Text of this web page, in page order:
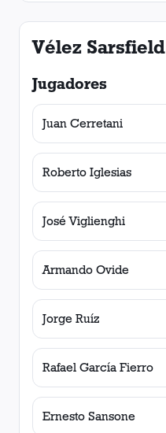
Vélez Sarsfield
Jugadores
Juan Cerretani
Roberto Iglesias
José Viglienghi
Armando Ovide
Jorge Ruíz
Rafael García Fierro
Ernesto Sansone